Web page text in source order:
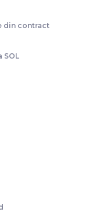
din contract
SOL